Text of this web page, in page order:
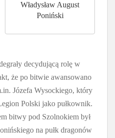
Władysław August
Poniński
decydującą rolę w
że po bitwie awansowano
Józefa Wysockiego, który
Polski jako pułkownik.
bitwy pod Szolnokiem był
na pułk dragonów